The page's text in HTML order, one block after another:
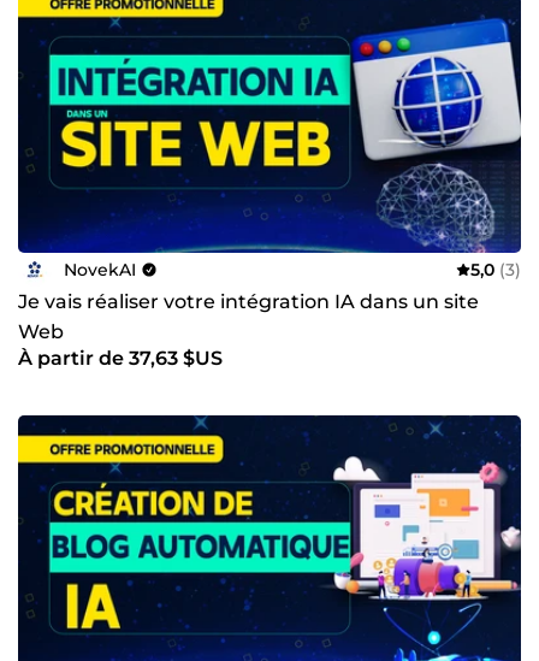
NovekAI 5,0 (3)
Je vais réaliser votre intégration IA dans un site
Web
À partir de 37,63 $US